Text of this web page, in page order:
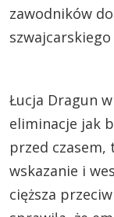
zawodników
Łucja Dragun
eliminacje jak
przed czasem,
wskazanie i
cięższa